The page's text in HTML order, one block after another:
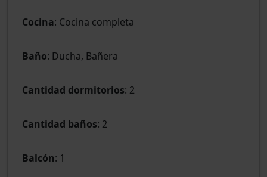
Cocina: Cocina completa
Baño: Ducha, Bañera
Cantidad dormitorios: 2
Cantidad baños: 2
Balcón: 1